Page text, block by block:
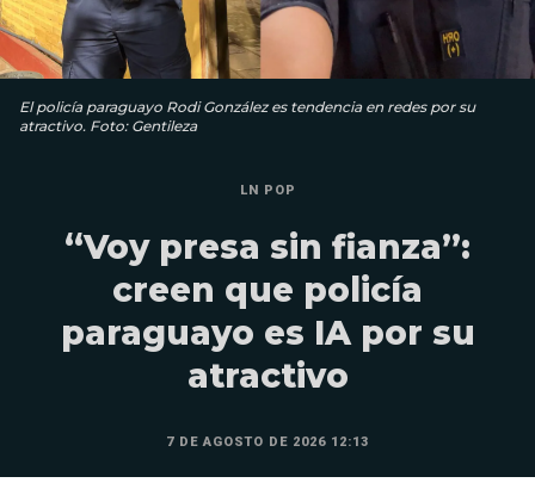
El policía paraguayo Rodi González es tendencia en redes por su
atractivo. Foto: Gentileza
LN POP
“Voy presa sin fianza”:
creen que policía
paraguayo es IA por su
atractivo
7 DE AGOSTO DE 2026 12:13